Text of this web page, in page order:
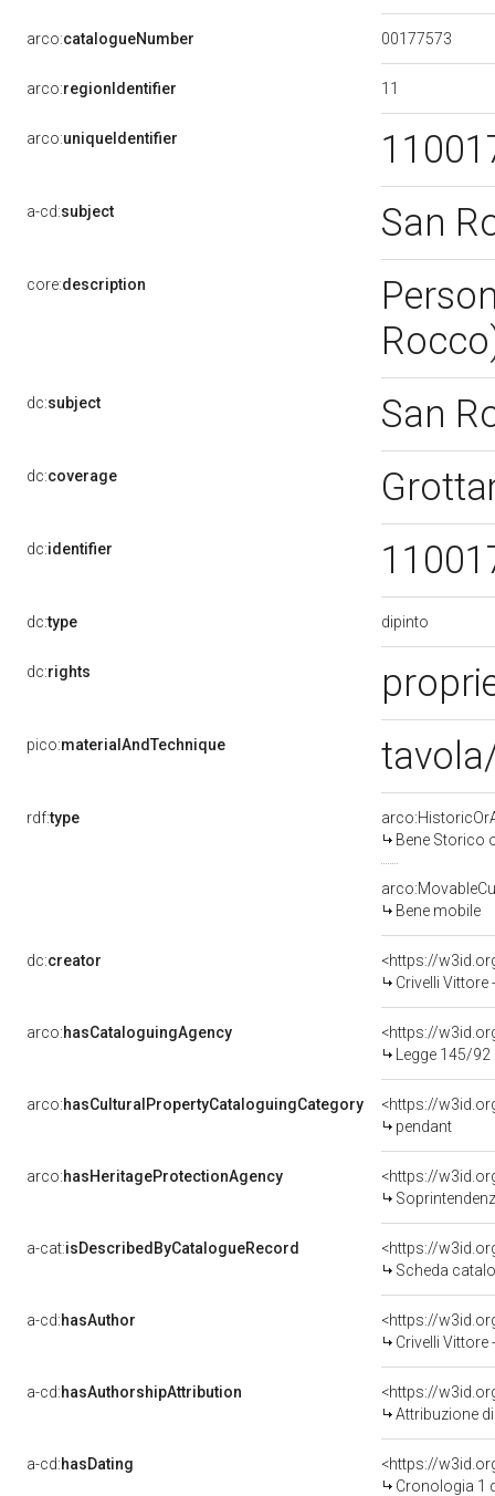
arco:catalogueNumber 00177573
arco:regionIdentifier 11
arco:uniqueIdentifier
a-cd:subject San
core:description
dc:subject San
dc:coverage
dc:identifier
dc:type dipinto
dc:rights
pico:materialAndTechnique
rdf:type
Bene Storico
Bene mobile
dc:creator
<https://
Crivelli
arco:hasCataloguingAgency
<https://
Legge 145/92
arco:hasCulturalPropertyCataloguingCategory
<https://
pendant
arco:hasHeritageProtectionAgency
<https://
a-cat:isDescribedByCatalogueRecord
<https://
Scheda
a-cd:hasAuthor
<https://
Crivelli
a-cd:hasAuthorshipAttribution
<https://
Attribuzione
a-cd:hasDating
<https://
Cronologia 1